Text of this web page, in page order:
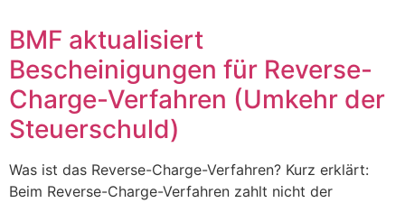
BMF aktualisiert
Bescheinigungen für Reverse-
Charge-Verfahren (Umkehr der
Steuerschuld)
Was ist das Reverse-Charge-Verfahren? Kurz erklärt:
Beim Reverse-Charge-Verfahren zahlt nicht der